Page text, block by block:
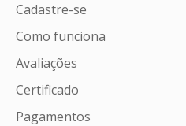
Cadastre-se
Como funciona
Avaliações
Certificado
Pagamentos